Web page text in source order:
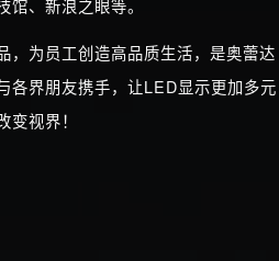
馆、新浪之眼等。
，为员工创造高品质生活，是奥蕾达
各界朋友携手，让LED显示更加多元
视界！